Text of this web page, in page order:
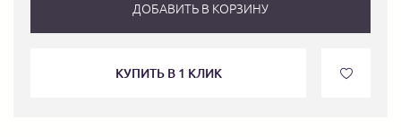
ДОБАВИТЬ В КОРЗИНУ
КУПИТЬ В 1 КЛИК